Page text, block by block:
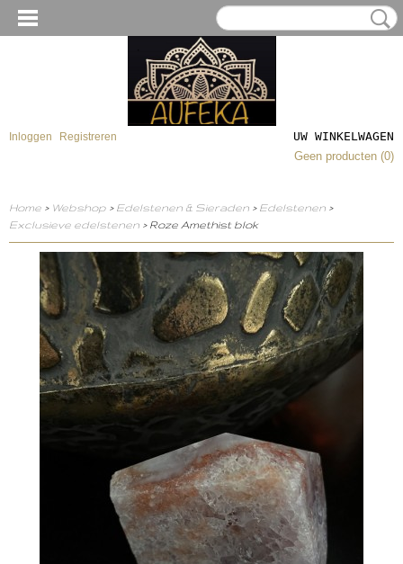
Inloggen Registreren
UW WINKELWAGEN
Geen producten (0)
Home > Webshop > Edelstenen & Sieraden > Edelstenen >
Exclusieve edelstenen > Roze Amethist blok